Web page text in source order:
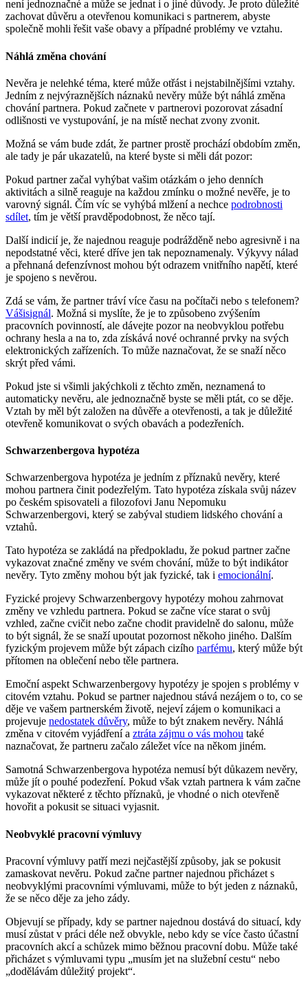
není jednoznačné a může se jednat i o jiné důvody. Je proto důležité
zachovat důvěru a otevřenou komunikaci s partnerem, abyste
společně mohli řešit vaše obavy a případné problémy ve vztahu.
Náhlá změna chování
Nevěra je nelehké téma, které může otřást i nejstabilnějšími vztahy.
Jedním z nejvýraznějších náznaků nevěry může být náhlá změna
chování partnera. Pokud začnete v partnerovi pozorovat zásadní
odlišnosti ve vystupování, je na místě nechat zvony zvonit.
Možná se vám bude zdát, že partner prostě prochází obdobím změn,
ale tady je pár ukazatelů, na které byste si měli dát pozor:
Pokud partner začal vyhýbat vašim otázkám o jeho denních
aktivitách a silně reaguje na každou zmínku o možné nevěře, je to
varovný signál. Čím víc se vyhýbá mlžení a nechce podrobnosti
sdílet, tím je větší pravděpodobnost, že něco tají.
Další indicií je, že najednou reaguje podrážděně nebo agresivně i na
nepodstatné věci, které dříve jen tak nepoznamenaly. Výkyvy nálad
a přehnaná defenzívnost mohou být odrazem vnitřního napětí, které
je spojeno s nevěrou.
Zdá se vám, že partner tráví více času na počítači nebo s telefonem?
Vášisignál. Možná si myslíte, že je to způsobeno zvýšením
pracovních povinností, ale dávejte pozor na neobvyklou potřebu
ochrany hesla a na to, zda získává nové ochranné prvky na svých
elektronických zařízeních. To může naznačovat, že se snaží něco
skrýt před vámi.
Pokud jste si všimli jakýchkoli z těchto změn, neznamená to
automaticky nevěru, ale jednoznačně byste se měli ptát, co se děje.
Vztah by měl být založen na důvěře a otevřenosti, a tak je důležité
otevřeně komunikovat o svých obavách a podezřeních.
Schwarzenbergova hypotéza
Schwarzenbergova hypotéza je jedním z příznaků nevěry, které
mohou partnera činit podezřelým. Tato hypotéza získala svůj název
po českém spisovateli a filozofovi Janu Nepomuku
Schwarzenbergovi, který se zabýval studiem lidského chování a
vztahů.
Tato hypotéza se zakládá na předpokladu, že pokud partner začne
vykazovat značné změny ve svém chování, může to být indikátor
nevěry. Tyto změny mohou být jak fyzické, tak i emocionální.
Fyzické projevy Schwarzenbergovy hypotézy mohou zahrnovat
změny ve vzhledu partnera. Pokud se začne více starat o svůj
vzhled, začne cvičit nebo začne chodit pravidelně do salonu, může
to být signál, že se snaží upoutat pozornost někoho jiného. Dalším
fyzickým projevem může být zápach cizího parfému, který může být
přítomen na oblečení nebo těle partnera.
Emoční aspekt Schwarzenbergovy hypotézy je spojen s problémy v
citovém vztahu. Pokud se partner najednou stává nezájem o to, co se
děje ve vašem partnerském životě, nejeví zájem o komunikaci a
projevuje nedostatek důvěry, může to být znakem nevěry. Náhlá
změna v citovém vyjádření a ztráta zájmu o vás mohou také
naznačovat, že partneru začalo záležet více na někom jiném.
Samotná Schwarzenbergova hypotéza nemusí být důkazem nevěry,
může jít o pouhé podezření. Pokud však vztah partnera k vám začne
vykazovat některé z těchto příznaků, je vhodné o nich otevřeně
hovořit a pokusit se situaci vyjasnit.
Neobvyklé pracovní výmluvy
Pracovní výmluvy patří mezi nejčastější způsoby, jak se pokusit
zamaskovat nevěru. Pokud začne partner najednou přicházet s
neobvyklými pracovními výmluvami, může to být jeden z náznaků,
že se něco děje za jeho zády.
Objevují se případy, kdy se partner najednou dostává do situací, kdy
musí zůstat v práci déle než obvykle, nebo kdy se více často účastní
pracovních akcí a schůzek mimo běžnou pracovní dobu. Může také
přicházet s výmluvami typu „musím jet na služební cestu“ nebo
„dodělávám důležitý projekt“.